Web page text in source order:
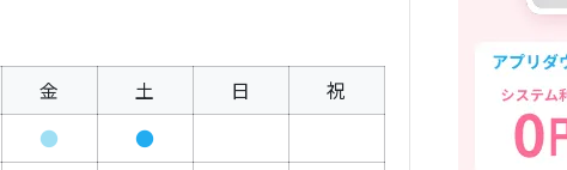
金 土 日 祝
● ●